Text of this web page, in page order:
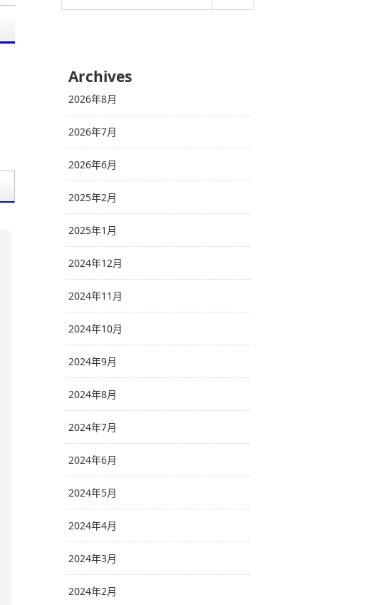
Archives
2026年8月
2026年7月
2026年6月
2025年2月
2025年1月
2024年12月
2024年11月
2024年10月
2024年9月
2024年8月
2024年7月
2024年6月
2024年5月
2024年4月
2024年3月
2024年2月